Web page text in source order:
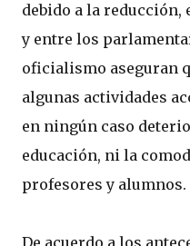
debido a la reducción,
y entre los
oficialismo aseguran
algunas actividades
en ningún caso
educación, ni la
profesores y alumnos.